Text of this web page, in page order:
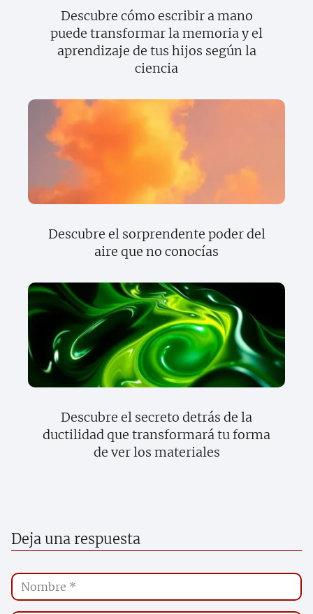
Descubre cómo escribir a mano
puede transformar la memoria y el
aprendizaje de tus hijos según la
ciencia
Descubre el sorprendente poder del
aire que no conocías
Descubre el secreto detrás de la
ductilidad que transformará tu forma
de ver los materiales
Deja una respuesta